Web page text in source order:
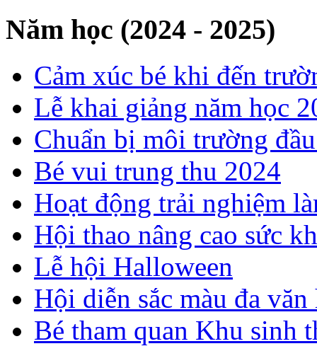
Năm học (2024 - 2025)
Cảm xúc bé khi đến
Lễ khai giảng năm học
Chuẩn bị môi trường
Bé vui trung thu 2024
Hoạt động trải nghiệm
Hội thao nâng cao sức
Lễ hội Halloween
Hội diễn sắc màu đa văn
Bé tham quan Khu sinh